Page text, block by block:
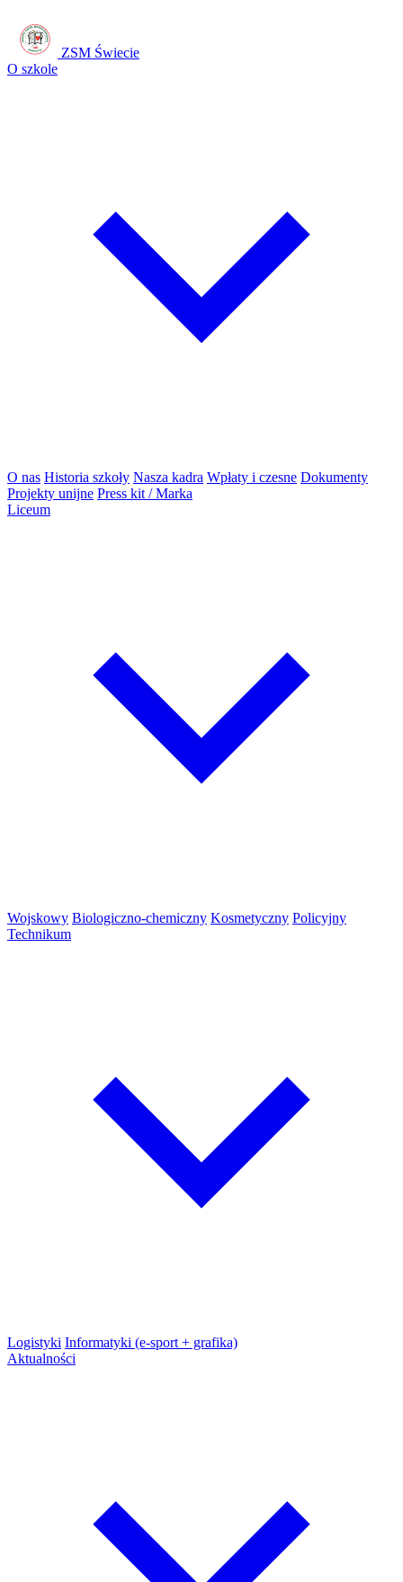
ZSM Świecie
O szkole
O nas Historia szkoły Nasza kadra Wpłaty i czesne Dokumenty
Projekty unijne Press kit / Marka
Liceum
Wojskowy Biologiczno-chemiczny Kosmetyczny Policyjny
Technikum
Logistyki Informatyki (e-sport + grafika)
Aktualności